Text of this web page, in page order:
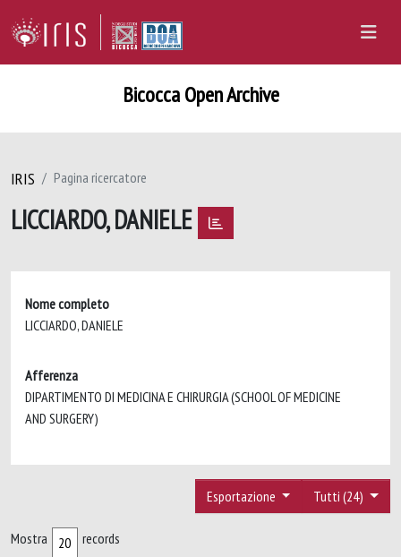
Bicocca Open Archive
IRIS Pagina ricercatore
LICCIARDO, DANIELE
Nome completo
LICCIARDO, DANIELE
Afferenza
DIPARTIMENTO DI MEDICINA E CHIRURGIA (SCHOOL OF MEDICINE
AND SURGERY)
Tutti (24)
Esportazione
Mostra records